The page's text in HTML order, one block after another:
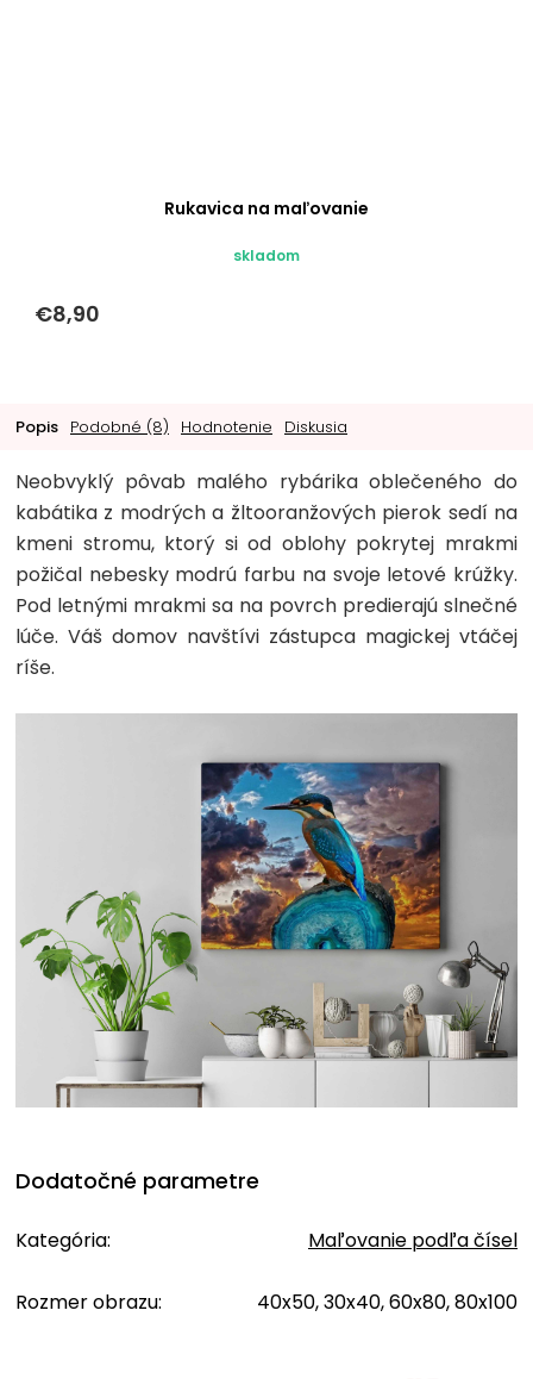
Rukavica na maľovanie
skladom
€8,90
Popis Podobné (8) Hodnotenie Diskusia
Neobvyklý pôvab malého rybárika oblečeného do
kabátika z modrých a žltooranžových pierok sedí na
kmeni stromu, ktorý si od oblohy pokrytej mrakmi
požičal nebesky modrú farbu na svoje letové krúžky.
Pod letnými mrakmi sa na povrch predierajú slnečné
lúče. Váš domov navštívi zástupca magickej vtáčej
ríše.
Dodatočné parametre
Kategória: Maľovanie podľa čísel
Rozmer obrazu: 40x50, 30x40, 60x80, 80x100